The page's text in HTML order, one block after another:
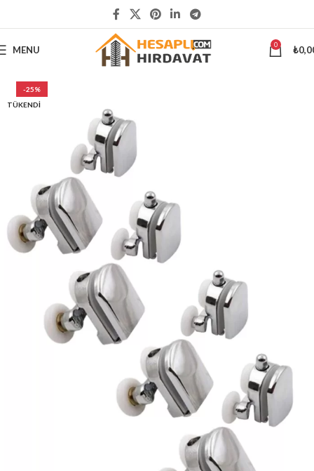
MENU 0 ₺
-25%
TÜKENDI
ÜSTÜ ALIŞVERİŞLERİNİZDE KARGO ÜCRETSİZ